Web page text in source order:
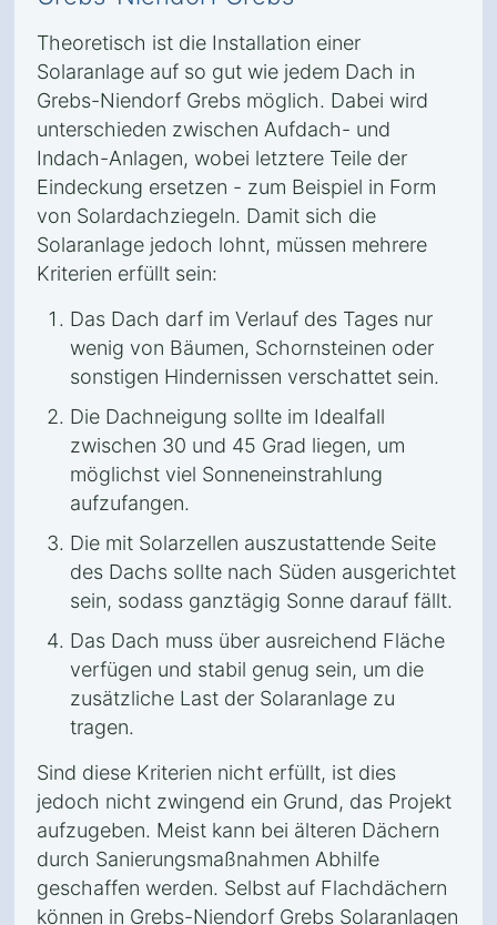
Theoretisch ist die Installation einer
Solaranlage auf so gut wie jedem Dach in
Grebs-Niendorf Grebs möglich. Dabei wird
unterschieden zwischen Aufdach- und
Indach-Anlagen, wobei letztere Teile der
Eindeckung ersetzen - zum Beispiel in Form
von Solardachziegeln. Damit sich die
Solaranlage jedoch lohnt, müssen mehrere
Kriterien erfüllt sein:
Das Dach darf im Verlauf des Tages nur
wenig von Bäumen, Schornsteinen oder
sonstigen Hindernissen verschattet sein.
Die Dachneigung sollte im Idealfall
zwischen 30 und 45 Grad liegen, um
möglichst viel Sonneneinstrahlung
aufzufangen.
Die mit Solarzellen auszustattende Seite
des Dachs sollte nach Süden ausgerichtet
sein, sodass ganztägig Sonne darauf fällt.
Das Dach muss über ausreichend Fläche
verfügen und stabil genug sein, um die
zusätzliche Last der Solaranlage zu
tragen.
Sind diese Kriterien nicht erfüllt, ist dies
jedoch nicht zwingend ein Grund, das Projekt
aufzugeben. Meist kann bei älteren Dächern
durch Sanierungsmaßnahmen Abhilfe
geschaffen werden. Selbst auf Flachdächern
können in Grebs-Niendorf Grebs Solaranlagen